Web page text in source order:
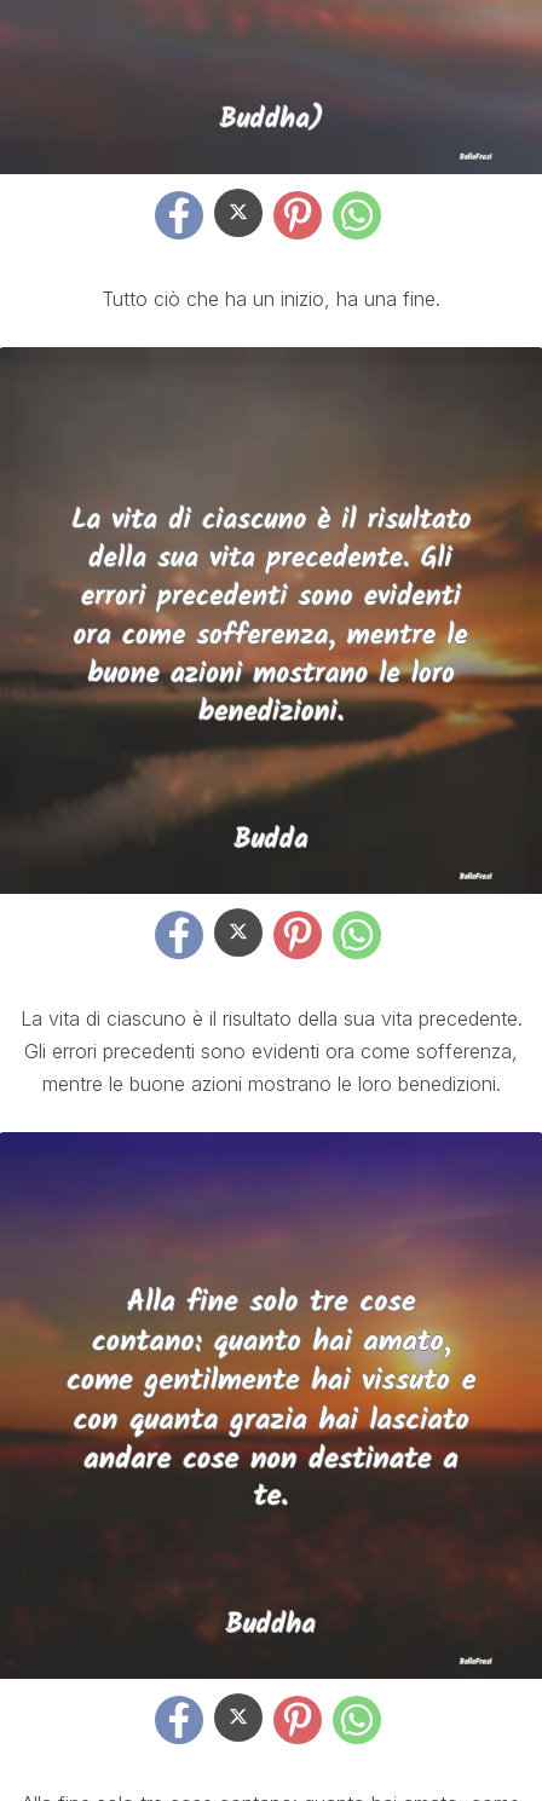
Tutto ciò che ha un inizio, ha una fine.
La vita di ciascuno è il risultato della sua vita precedente.
Gli errori precedenti sono evidenti ora come sofferenza,
mentre le buone azioni mostrano le loro benedizioni.